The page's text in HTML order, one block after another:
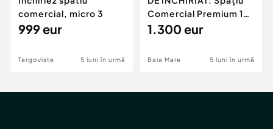
comercial, micro 3
999 eur
Targoviste 5 luni în urmă
Comercial Premium 146
mp – Vizibili
1.300 eur
Baia Mare 5 luni în urmă